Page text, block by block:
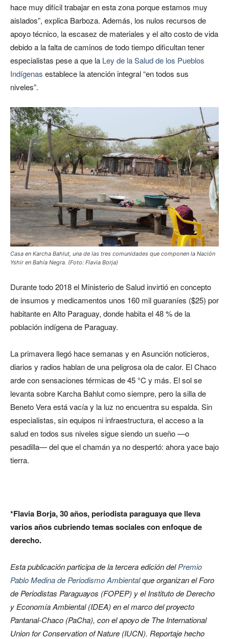
hace muy difícil trabajar en esta zona porque estamos muy
aislados”, explica Barboza. Además, los nulos recursos de
apoyo técnico, la escasez de materiales y el alto costo de vida
debido a la falta de caminos de todo tiempo dificultan tener
especialistas pese a que la Ley de la Salud de los Pueblos
Indígenas establece la atención integral “en todos sus
niveles”.
Casa en Karcha Bahlut, una de las tres comunidades que componen la Nación
Yshir en Bahía Negra. (Foto: Flavia Borja)
Durante todo 2018 el Ministerio de Salud invirtió en concepto
de insumos y medicamentos unos 160 mil guaraníes ($25) por
habitante en Alto Paraguay, donde habita el 48 % de la
población indígena de Paraguay.
La primavera llegó hace semanas y en Asunción noticieros,
diarios y radios hablan de una peligrosa ola de calor. El Chaco
arde con sensaciones térmicas de 45 °C y más. El sol se
levanta sobre Karcha Bahlut como siempre, pero la silla de
Beneto Vera está vacía y la luz no encuentra su espalda. Sin
especialistas, sin equipos ni infraestructura, el acceso a la
salud en todos sus niveles sigue siendo un sueño —o
pesadilla— del que el chamán ya no despertó: ahora yace bajo
tierra.
*Flavia Borja, 30 años, periodista paraguaya que lleva
varios años cubriendo temas sociales con enfoque de
derecho.
Esta publicación participa de la tercera edición delPremio
Pablo Medina de Periodismo Ambientalque organizan el Foro
de Periodistas Paraguayos (FOPEP) y el Instituto de Derecho
y Economía Ambiental (IDEA) en el marco del proyecto
Pantanal-Chaco (PaCha), con el apoyo de The International
Union for Conservation of Nature (IUCN). Reportaje hecho